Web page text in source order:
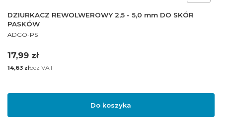
DZIURKACZ REWOLWEROWY 2,5 - 5,0 mm DO SKÓR
PASKÓW
PRODUCENT
ADGO-PS
Cena
17,99 zł
Cena
14,63 złbez VAT
Do koszyka